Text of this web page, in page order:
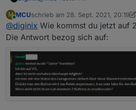
max. 2 Nachkomma demnach
M
Online
MCUschrieb am 28. Sept. 2021, 20:19
zuletzt editiert von MCU
@diginix Wie kommst du jetzt auf
Die Antwort bezog sich auf: